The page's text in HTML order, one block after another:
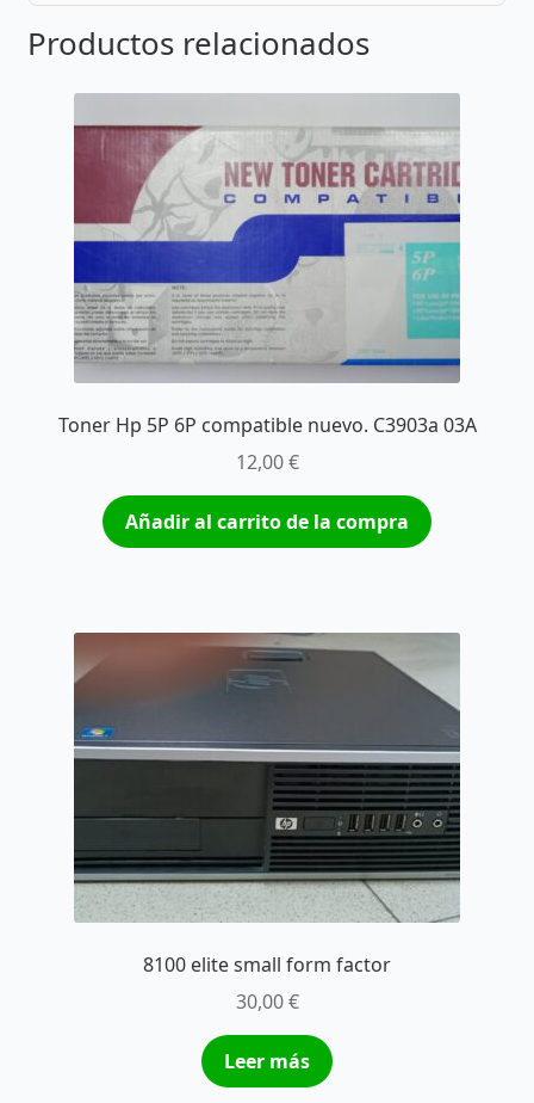
Productos relacionados
Toner Hp 5P 6P compatible nuevo. C3903a 03A
12,00€
Añadir al carrito de la compra
8100 elite small form factor
30,00€
Leer más